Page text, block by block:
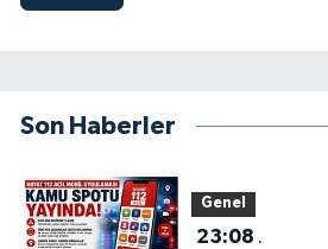
Son Haberler
Genel
23:08 .